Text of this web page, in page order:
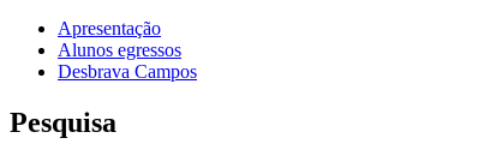
Apresentação
Alunos egressos
Desbrava Campos
Pesquisa